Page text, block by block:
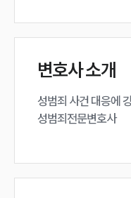
성
변호사 소개
성범죄 사건 대응에
성범죄전문변호사